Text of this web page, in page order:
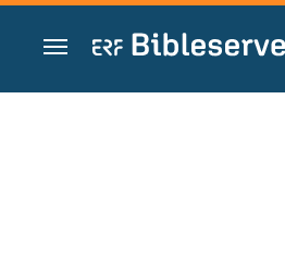
Ir a un contenido